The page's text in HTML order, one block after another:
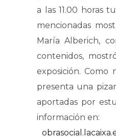
a las 11.00 horas
mencionadas
María Alberich,
contenidos,
exposición. Como
presenta una
aportadas por
información en: